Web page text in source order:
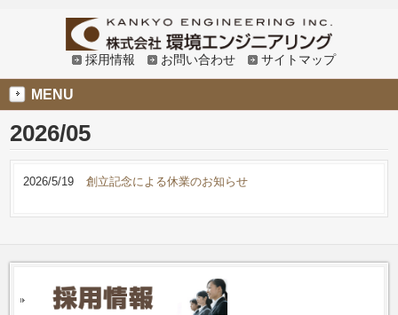
採用情報 お問い合わせ サイトマップ
MENU
2026/05
2026/5/19 創立記念による休業のお知らせ